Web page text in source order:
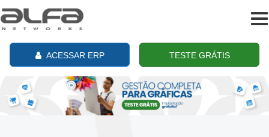
ACESSAR ERP TESTE GRÁTIS